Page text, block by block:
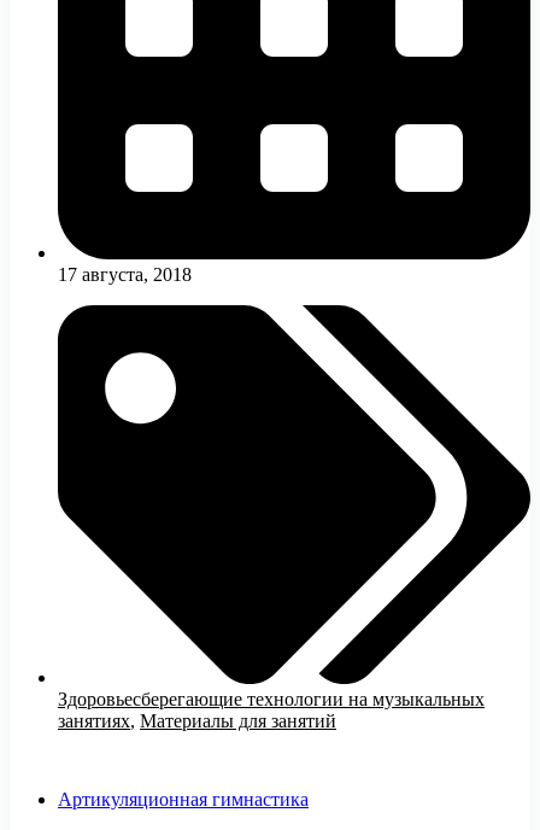
17 августа, 2018
Здоровьесберегающие технологии на музыкальных
занятиях, Материалы для занятий
Артикуляционная гимнастика